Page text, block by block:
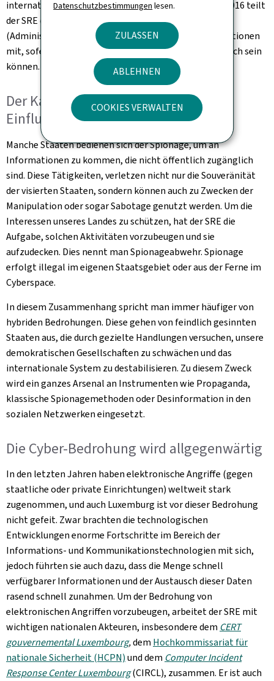
Datenschutzbestimmungen lesen.
ZULASSEN
ABLEHNEN
COOKIES VERWALTEN
internationalen Instanzen) des Gesetzes vom 5. Juli 2016 teilt
der SRE der
Zoll- und Verbrauchsteuerverwaltung
(Administration des Douanes et Accises, ADA) Informationen
mit, sofern diese für die Erfüllung ihres Auftrags nützlich sein
können.
Der Kampf gegen Spionage und
Einflussnahme
Manche Staaten bedienen sich der Spionage, um an
Informationen zu kommen, die nicht öffentlich zugänglich
sind. Diese Tätigkeiten, verletzen nicht nur die Souveränität
der visierten Staaten, sondern können auch zu Zwecken der
Manipulation oder sogar Sabotage genutzt werden. Um die
Interessen unseres Landes zu schützen, hat der SRE die
Aufgabe, solchen Aktivitäten vorzubeugen und sie
aufzudecken. Dies nennt man Spionageabwehr. Spionage
erfolgt illegal im eigenen Staatsgebiet oder aus der Ferne im
Cyberspace.
In diesem Zusammenhang spricht man immer häufiger von
hybriden Bedrohungen. Diese gehen von feindlich gesinnten
Staaten aus, die durch gezielte Handlungen versuchen, unsere
demokratischen Gesellschaften zu schwächen und das
internationale System zu destabilisieren. Zu diesem Zweck
wird ein ganzes Arsenal an Instrumenten wie Propaganda,
klassische Spionagemethoden oder Desinformation in den
sozialen Netzwerken eingesetzt.
Die Cyber-Bedrohung wird allgegenwärtig
In den letzten Jahren haben elektronische Angriffe (gegen
staatliche oder private Einrichtungen) weltweit stark
zugenommen, und auch Luxemburg ist vor dieser Bedrohung
nicht gefeit. Zwar brachten die technologischen
Entwicklungen enorme Fortschritte im Bereich der
Informations- und Kommunikationstechnologien mit sich,
jedoch führten sie auch dazu, dass die Menge schnell
verfügbarer Informationen und der Austausch dieser Daten
rasend schnell zunahmen. Um der Bedrohung von
elektronischen Angriffen vorzubeugen, arbeitet der SRE mit
wichtigen nationalen Akteuren, insbesondere dem CERT
gouvernemental Luxembourg,dem Hochkommissariat für
nationale Sicherheit (HCPN)und dem Computer Incident
Response Center Luxembourg(CIRCL), zusammen. Er ist auch